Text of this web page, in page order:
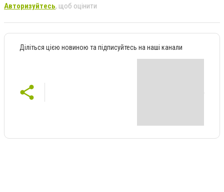
Авторизуйтесь, щоб оцінити
Діліться цією новиною та підписуйтесь на наші канали